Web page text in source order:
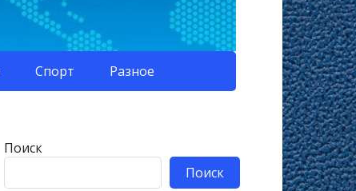
Спорт Разное
Поиск
Поиск